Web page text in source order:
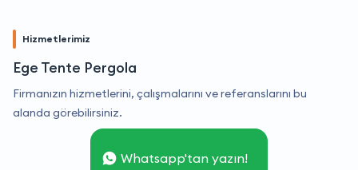
Hizmetlerimiz
Ege Tente Pergola
Firmanızın hizmetlerini, çalışmalarını ve referanslarını bu
alanda görebilirsiniz.
Whatsapp'tan yazın!